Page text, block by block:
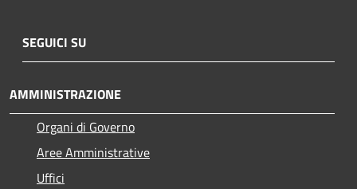
SEGUICI SU
AMMINISTRAZIONE
Organi di Governo
Aree Amministrative
Uffici